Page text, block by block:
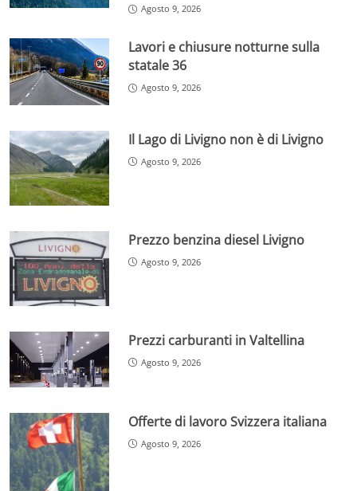
Agosto 9, 2026
Lavori e chiusure notturne sulla
statale 36
Agosto 9, 2026
Il Lago di Livigno non è di Livigno
Agosto 9, 2026
Prezzo benzina diesel Livigno
Agosto 9, 2026
Prezzi carburanti in Valtellina
Agosto 9, 2026
Offerte di lavoro Svizzera italiana
Agosto 9, 2026